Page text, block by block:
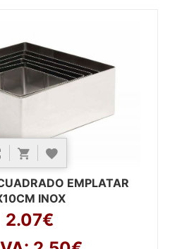
EMPLATAR
INOX
2.07€